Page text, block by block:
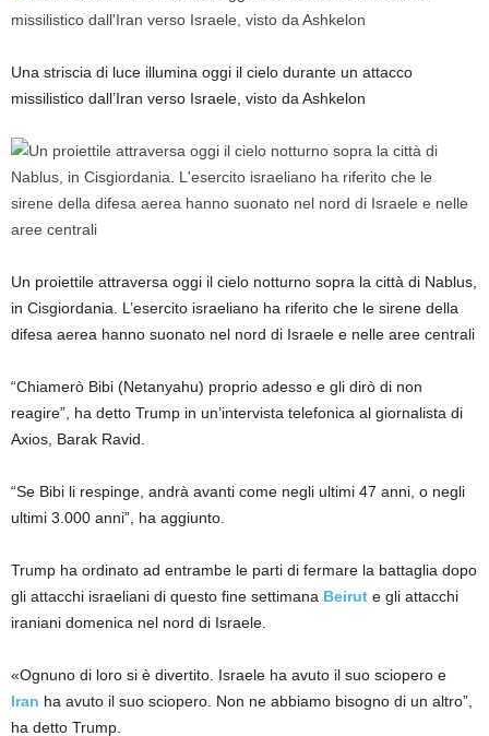
Una striscia di luce illumina oggi il cielo durante un attacco
missilistico dall’Iran verso Israele, visto da Ashkelon
Un proiettile attraversa oggi il cielo notturno sopra la città di Nablus,
in Cisgiordania. L’esercito israeliano ha riferito che le sirene della
difesa aerea hanno suonato nel nord di Israele e nelle aree centrali
“Chiamerò Bibi (Netanyahu) proprio adesso e gli dirò di non
reagire”, ha detto Trump in un’intervista telefonica al giornalista di
Axios, Barak Ravid.
“Se Bibi li respinge, andrà avanti come negli ultimi 47 anni, o negli
ultimi 3.000 anni”, ha aggiunto.
Trump ha ordinato ad entrambe le parti di fermare la battaglia dopo
gli attacchi israeliani di questo fine settimana Beirut e gli attacchi
iraniani domenica nel nord di Israele.
«Ognuno di loro si è divertito. Israele ha avuto il suo sciopero e
Iran ha avuto il suo sciopero. Non ne abbiamo bisogno di un altro”,
ha detto Trump.